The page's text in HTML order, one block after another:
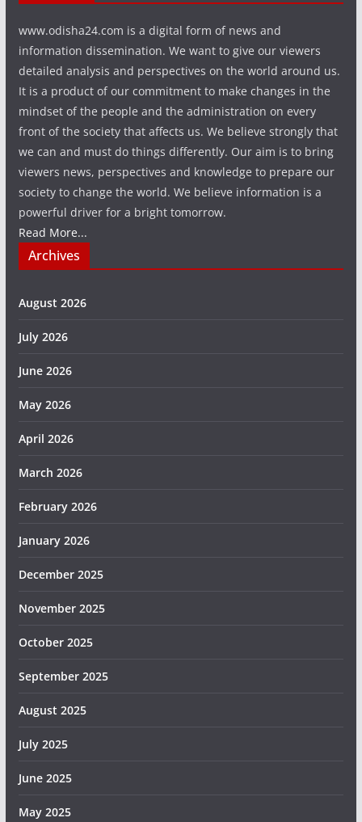
www.odisha24.com is a digital form of news and
information dissemination. We want to give our viewers
detailed analysis and perspectives on the world around us.
It is a product of our commitment to make changes in the
mindset of the people and the administration on every
front of the society that affects us. We believe strongly that
we can and must do things differently. Our aim is to bring
viewers news, perspectives and knowledge to prepare our
society to change the world. We believe information is a
powerful driver for a bright tomorrow.
Read More...
Archives
August 2026
July 2026
June 2026
May 2026
April 2026
March 2026
February 2026
January 2026
December 2025
November 2025
October 2025
September 2025
August 2025
July 2025
June 2025
May 2025